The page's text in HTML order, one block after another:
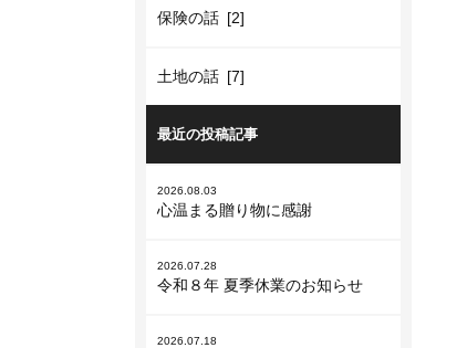
保険の話 [2]
土地の話 [7]
最近の投稿記事
2026.08.03
心温まる贈り物に感謝
2026.07.28
令和８年 夏季休業のお知らせ
2026.07.18